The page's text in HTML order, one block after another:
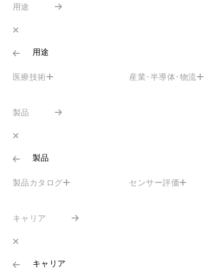
用途
用途
医療技術 産業･半導体･物流
製品
製品
製品カタログ センサー評価
キャリア
キャリア